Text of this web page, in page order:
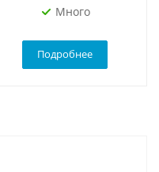
Много
Подробнее